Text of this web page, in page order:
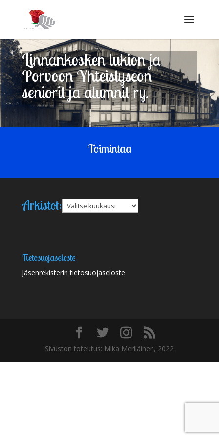
Linnankosken lukion ja
Porvoon Yhteislyseon
seniorit ja alumnit ry.
Toimintaa
Arkistot: Arkistot
Tietosuojaseloste
Jäsenrekisterin tietosuojaseloste
Sivuston toteutus: Mika Meriläinen, 2022